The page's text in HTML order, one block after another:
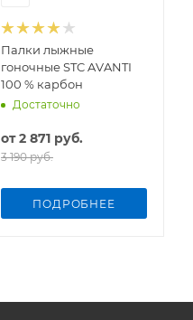
Палки лыжные
гоночные STC AVANTI
100 % карбон
Достаточно
от2 871 руб.
3 190 руб.
ПОДРОБНЕЕ